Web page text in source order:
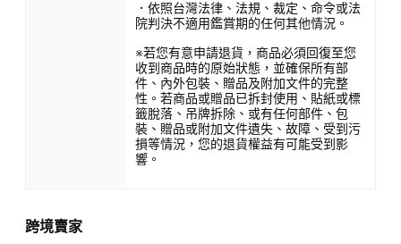
．依照台灣法律、法規、裁定、命令或法
院判決不適用鑑賞期的任何其他情況。
※若您有意申請退貨，商品必須回復至您
收到商品時的原始狀態，並確保所有部
件、內外包裝、贈品及附加文件的完整
性。若商品或贈品已拆封使用、貼紙或標
籤脫落、吊牌拆除、或有任何部件、包
裝、贈品或附加文件遺失、故障、受到污
損等情況，您的退貨權益有可能受到影
響。
跨境賣家